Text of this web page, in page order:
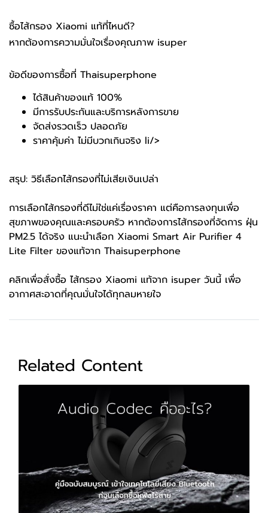
ซื้อไส้กรอง Xiaomi แท้ที่ไหนดี?
หากต้องการความมั่นใจเรื่องคุณภาพ isuper
ข้อดีของการซื้อที่ Thaisuperphone
ได้สินค้าของแท้ 100%
มีการรับประกันและบริการหลังการขาย
จัดส่งรวดเร็ว ปลอดภัย
ราคาคุ้มค่า ไม่มีบวกเกินจริง li/>
สรุป: วิธีเลือกไส้กรองที่ไม่เสียเงินเปล่า
การเลือกไส้กรองที่ดีไม่ใช่แค่เรื่องราคา แต่คือการลงทุนเพื่อ
สุขภาพของคุณและครอบครัว หากต้องการไส้กรองที่จัดการ ฝุ่น
PM2.5 ได้จริง แนะนำเลือก Xiaomi Smart Air Purifier 4
Lite Filter ของแท้จาก Thaisuperphone
คลิกเพื่อสั่งซื้อ ไส้กรอง Xiaomi แท้จาก isuper วันนี้ เพื่อ
อากาศสะอาดที่คุณมั่นใจได้ทุกลมหายใจ
Related Content